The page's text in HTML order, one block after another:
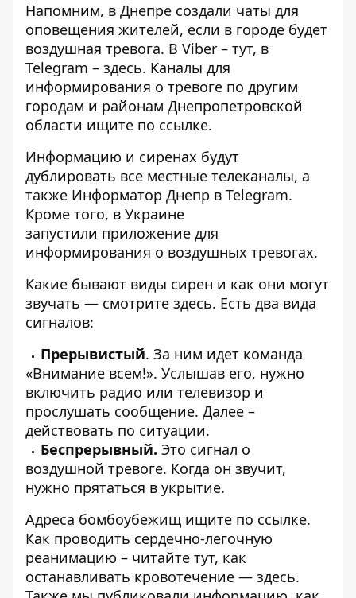
Напомним, в Днепре создали чаты для
оповещения жителей, если в городе будет
воздушная тревога. В Viber – тут, в
Telegram – здесь. Каналы для
информирования о тревоге по другим
городам и районам Днепропетровской
области ищите по ссылке.
Информацию и сиренах будут
дублировать все местные телеканалы, а
также Информатор Днепр в Telegram.
Кроме того, в Украине
запустили приложение для
информирования о воздушных тревогах.
Какие бывают виды сирен и как они могут
звучать — смотрите здесь. Есть два вида
сигналов:
Прерывистый. За ним идет команда
«Внимание всем!». Услышав его, нужно
включить радио или телевизор и
прослушать сообщение. Далее –
действовать по ситуации.
Беспрерывный. Это сигнал о
воздушной тревоге. Когда он звучит,
нужно прятаться в укрытие.
Адреса бомбоубежищ ищите по ссылке.
Как проводить сердечно-легочную
реанимацию – читайте тут, как
останавливать кровотечение — здесь.